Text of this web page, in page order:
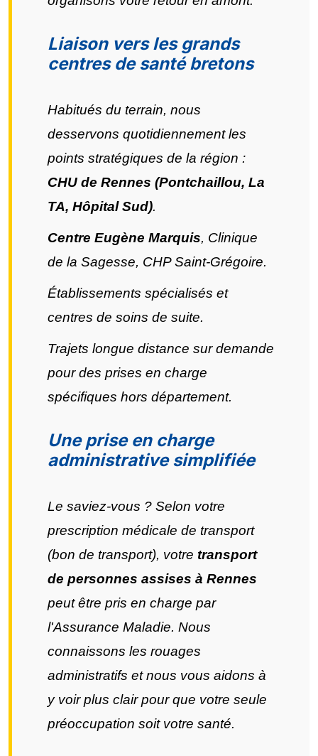
Liaison vers les grands
centres de santé bretons
Habitués du terrain, nous
desservons quotidiennement les
points stratégiques de la région :
CHU de Rennes (Pontchaillou, La
TA, Hôpital Sud).
Centre Eugène Marquis, Clinique
de la Sagesse, CHP Saint-Grégoire.
Établissements spécialisés et
centres de soins de suite.
Trajets longue distance sur demande
pour des prises en charge
spécifiques hors département.
Une prise en charge
administrative simplifiée
Le saviez-vous ? Selon votre
prescription médicale de transport
(bon de transport), votre transport
de personnes assises à Rennes
peut être pris en charge par
l'Assurance Maladie. Nous
connaissons les rouages
administratifs et nous vous aidons à
y voir plus clair pour que votre seule
préoccupation soit votre santé.